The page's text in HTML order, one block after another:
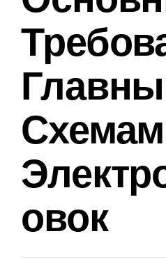
Схемам
Овок